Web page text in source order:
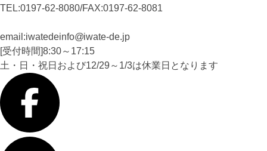
TEL:0197-62-8080/FAX:0197-62-8081
email:iwatedeinfo iwate-de.jp
[受付時間]8:30～17:15
土・日・祝日および12/29～1/3は休業日となります